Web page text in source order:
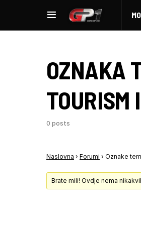
OZNAKA
TOURISM
0 posts
Naslovna › Forumi › Oznake
Brate mili! Ovdje nema